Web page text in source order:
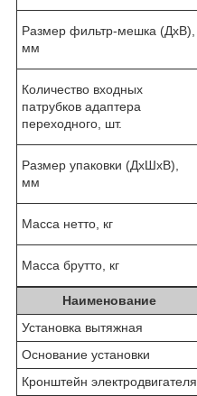
Размер фильтр-мешка (ДхВ),
мм
Количество входных
патрубков адаптера
переходного, шт.
Размер упаковки (ДхШхВ),
мм
Масса нетто, кг
Масса брутто, кг
Наименование
Установка вытяжная
Основание установки
Кронштейн электродвигателя